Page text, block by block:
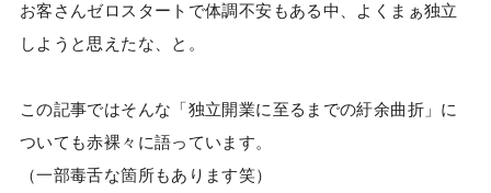
お客さんゼロスタートで体調不安もある中、よくまぁ独立
しようと思えたな、と。
この記事ではそんな「独立開業に至るまでの紆余曲折」に
ついても赤裸々に語っています。
（一部毒舌な箇所もあります笑）